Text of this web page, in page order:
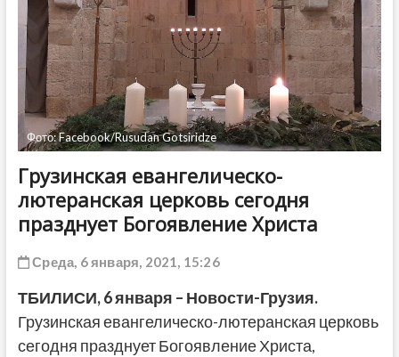
Фото: Facebook/Rusudan Gotsiridze
Грузинская евангелическо-
лютеранская церковь сегодня
празднует Богоявление Христа
Среда, 6 января, 2021, 15:26
ТБИЛИСИ,6января – Новости-Грузия.
Грузинская евангелическо-лютеранская церковь
сегодня празднует Богоявление Христа,